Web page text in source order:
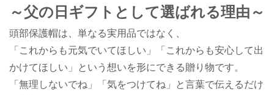
～父の日ギフトとして選ばれる理由～
頭部保護帽は、単なる実用品ではなく、
「これからも元気でいてほしい」「これからも安心して出
かけてほしい」という想いを形にできる贈り物です。
「無理しないでね」「気をつけてね」と言葉で伝えるだけ